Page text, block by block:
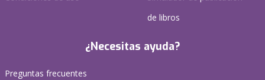
de libros
¿Necesitas ayuda?
Preguntas frecuentes